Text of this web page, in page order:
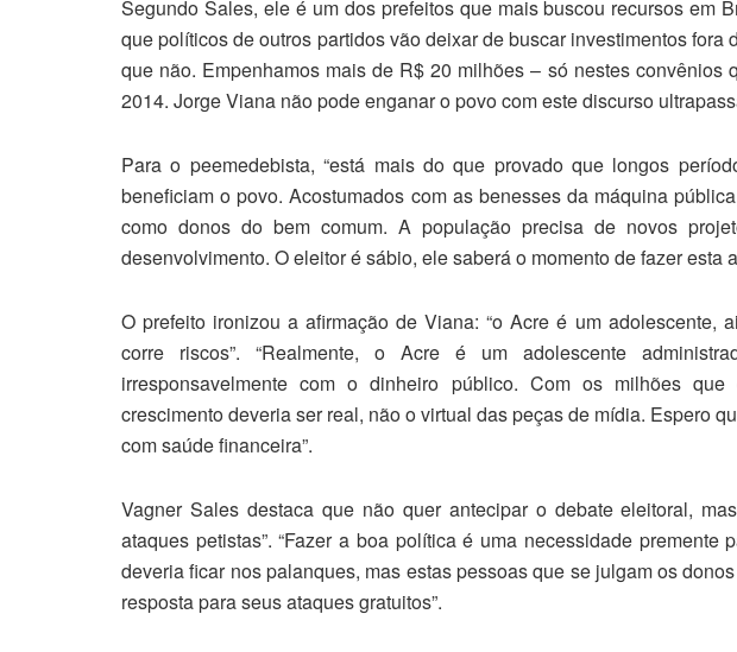
Segundo Sales, ele é um dos prefeitos que mais buscou recursos em
que políticos de outros partidos vão deixar de buscar investimentos fora
que não. Empenhamos mais de R$ 20 milhões – só nestes convênios
2014. Jorge Viana não pode enganar o povo com este discurso
Para o peemedebista, “está mais do que provado que longos
beneficiam o povo. Acostumados com as benesses da máquina
como donos do bem comum. A população precisa de novos
desenvolvimento. O eleitor é sábio, ele saberá o momento de fazer esta
O prefeito ironizou a afirmação de Viana: “o Acre é um adolescente,
corre riscos”. “Realmente, o Acre é um adolescente
irresponsavelmente com o dinheiro público. Com os milhões
crescimento deveria ser real, não o virtual das peças de mídia. Espero
com saúde financeira”.
Vagner Sales destaca que não quer antecipar o debate eleitoral,
ataques petistas”. “Fazer a boa política é uma necessidade premente
deveria ficar nos palanques, mas estas pessoas que se julgam os
resposta para seus ataques gratuitos”.